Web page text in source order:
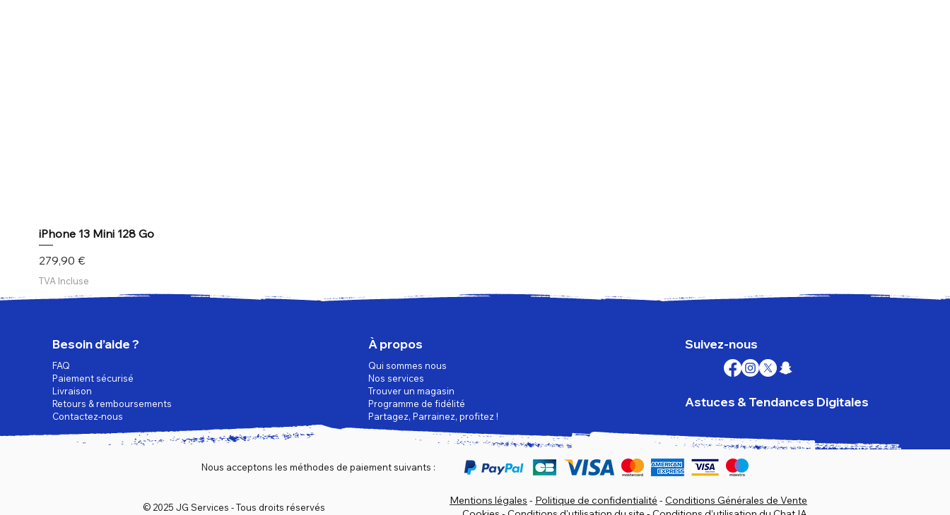
iPhone 13 Mini 128 Go
Prix
279,90 €
TVA Incluse
Besoin d’aide ?
FAQ
Paiement sécurisé
Livraison
Retours & remboursements
Contactez-nous
À propos
Qui sommes nous
Nos services
Trouver un magasin
Programme de fidélité
Partagez, Parrainez, profitez !
Suivez-nous
Astuces & Tendances Digitales
Nous acceptons les méthodes de paiement suivants :
© 2025 JG Services - Tous droits réservés
Mentions légales - Politique de confidentialité - Conditions Générales de Vente